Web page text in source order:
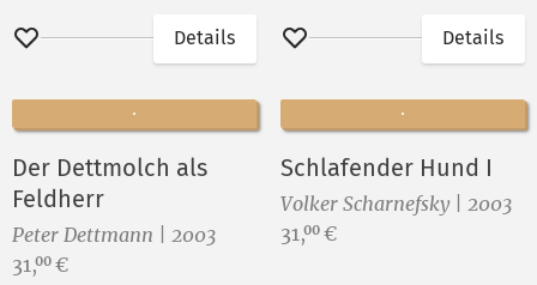
Merken
Details
Merken
Details
Der Dettmolch als
Feldherr
Peter Dettmann | 2003
Preis:
31,00 €
Schlafender Hund I
Volker Scharnefsky | 2003
Preis:
31,00 €